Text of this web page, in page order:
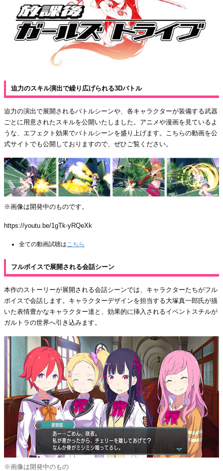
迫力のスキル演出で繰り広げられる3Dバトル
迫力の演出で展開されるバトルシーンや、各キャラクターが装備する武器
ごとに用意されたスキルを公開いたしました。アニメや漫画を見ているよ
うな、エフェクト効果でバトルシーンを盛り上げます。こちらの動画を公
式サイトでも公開しておりますので、ぜひご覧ください。
※画像は開発中のものです。
https://youtu.be/1gTk-yRQeXk
全ての動画試聴はこちら
フルボイスで展開される会話シーン
本作のストーリーが展開される会話シーンでは、キャラクターたちがフル
ボイスで会話します。キャラクターデザインを担当する大塚真一郎氏が描
いた表情豊かなキャラクター達と、効果的に挿入されるイベントスチルが
ガルトラの世界へ引き込みます。
※画像は開発中のもの